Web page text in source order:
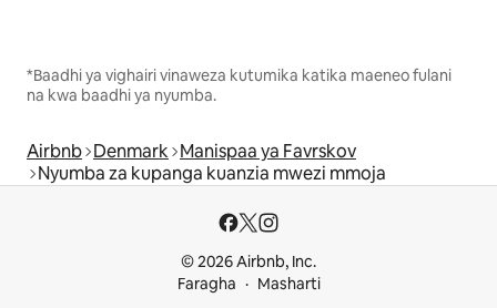
*Baadhi ya vighairi vinaweza kutumika katika maeneo fulani
na kwa baadhi ya nyumba.
Airbnb Denmark Manispaa ya Favrskov
Nyumba za kupanga kuanzia mwezi mmoja
© 2026 Airbnb, Inc.
Faragha
Masharti